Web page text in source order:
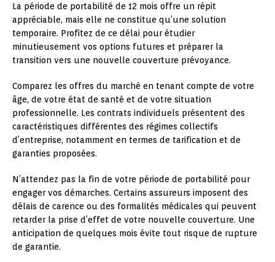
La période de portabilité de 12 mois offre un répit
appréciable, mais elle ne constitue qu’une solution
temporaire. Profitez de ce délai pour étudier
minutieusement vos options futures et préparer la
transition vers une nouvelle couverture prévoyance.
Comparez les offres du marché en tenant compte de votre
âge, de votre état de santé et de votre situation
professionnelle. Les contrats individuels présentent des
caractéristiques différentes des régimes collectifs
d’entreprise, notamment en termes de tarification et de
garanties proposées.
N’attendez pas la fin de votre période de portabilité pour
engager vos démarches. Certains assureurs imposent des
délais de carence ou des formalités médicales qui peuvent
retarder la prise d’effet de votre nouvelle couverture. Une
anticipation de quelques mois évite tout risque de rupture
de garantie.